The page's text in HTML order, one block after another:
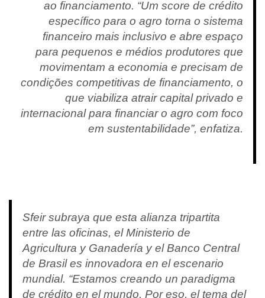
ao financiamento. “Um score de crédito
específico para o agro torna o sistema
financeiro mais inclusivo e abre espaço
para pequenos e médios produtores que
movimentam a economia e precisam de
condições competitivas de financiamento, o
que viabiliza atrair capital privado e
internacional para financiar o agro com foco
em sustentabilidade”, enfatiza.
Sfeir subraya que esta alianza tripartita
entre las oficinas, el Ministerio de
Agricultura y Ganadería y el Banco Central
de Brasil es innovadora en el escenario
mundial. “Estamos creando un paradigma
de crédito en el mundo. Por eso, el tema del